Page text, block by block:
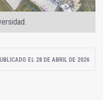
EL 28 DE ABRIL DE 2026